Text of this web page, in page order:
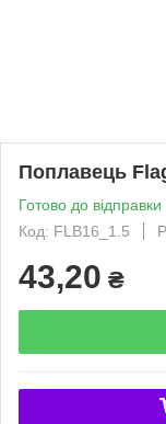
Поплавець
Готово до відправки
Код: FLB16_1.5
43,20 ₴